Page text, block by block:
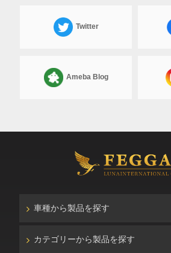
Twitter
Ameba Blog
車種から製品を探す
カテゴリーから製品を探す